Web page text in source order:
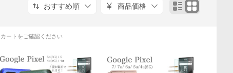
おすすめ順 商品価格
ートをご確認ください